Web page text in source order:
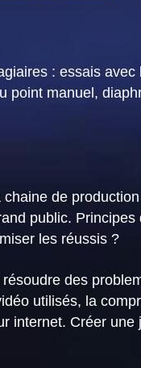
: essais
point manuel,
de
public.
les réussis ?
des
utilisés, la
internet. Créer